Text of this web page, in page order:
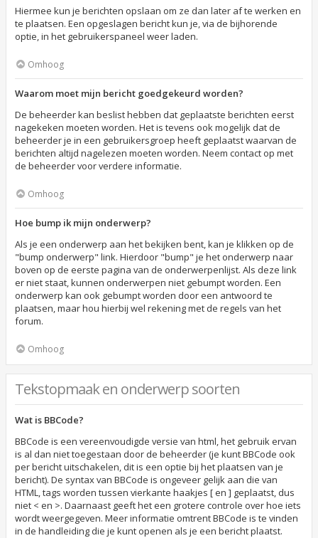
Hiermee kun je berichten opslaan om ze dan later af te werken en
te plaatsen. Een opgeslagen bericht kun je, via de bijhorende
optie, in het gebruikerspaneel weer laden.
Omhoog
Waarom moet mijn bericht goedgekeurd worden?
De beheerder kan beslist hebben dat geplaatste berichten eerst
nagekeken moeten worden. Het is tevens ook mogelijk dat de
beheerder je in een gebruikersgroep heeft geplaatst waarvan de
berichten altijd nagelezen moeten worden. Neem contact op met
de beheerder voor verdere informatie.
Omhoog
Hoe bump ik mijn onderwerp?
Als je een onderwerp aan het bekijken bent, kan je klikken op de
"bump onderwerp" link. Hierdoor "bump" je het onderwerp naar
boven op de eerste pagina van de onderwerpenlijst. Als deze link
er niet staat, kunnen onderwerpen niet gebumpt worden. Een
onderwerp kan ook gebumpt worden door een antwoord te
plaatsen, maar hou hierbij wel rekening met de regels van het
forum.
Omhoog
Tekstopmaak en onderwerp soorten
Wat is BBCode?
BBCode is een vereenvoudigde versie van html, het gebruik ervan
is al dan niet toegestaan door de beheerder (je kunt BBCode ook
per bericht uitschakelen, dit is een optie bij het plaatsen van je
bericht). De syntax van BBCode is ongeveer gelijk aan die van
HTML, tags worden tussen vierkante haakjes [ en ] geplaatst, dus
niet < en >. Daarnaast geeft het een grotere controle over hoe iets
wordt weergegeven. Meer informatie omtrent BBCode is te vinden
in de handleiding die je kunt openen als je een bericht plaatst.